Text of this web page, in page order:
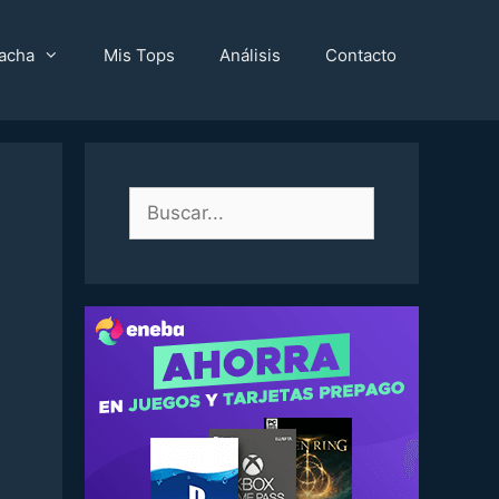
Mis Tops Análisis Contacto
Buscar: